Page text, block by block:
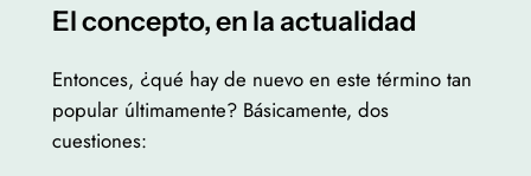
El concepto, en la actualidad
Entonces, ¿qué hay de nuevo en este término tan
popular últimamente? Básicamente, dos
cuestiones: